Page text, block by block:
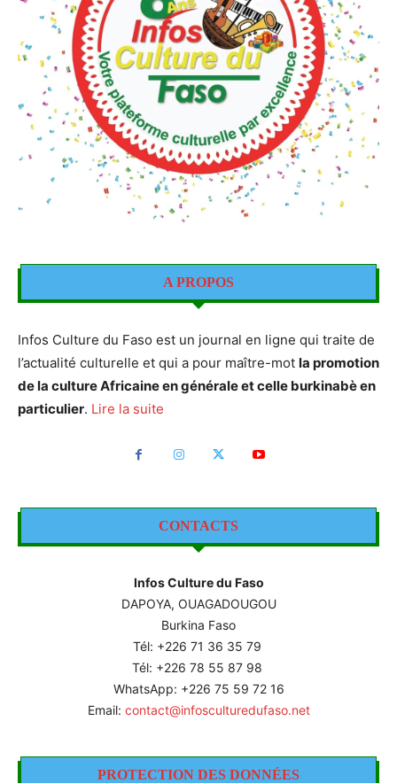
A PROPOS
Infos Culture du Faso est un journal en ligne qui traite de
l’actualité culturelle et qui a pour maître-mot la promotion
de la culture Africaine en générale et celle burkinabè en
particulier. Lire la suite
CONTACTS
Infos Culture du Faso
DAPOYA, OUAGADOUGOU
Burkina Faso
Tél: +226 71 36 35 79
Tél: +226 78 55 87 98
WhatsApp: +226 75 59 72 16
Email: contact@infosculturedufaso.net
PROTECTION DES DONNÉES